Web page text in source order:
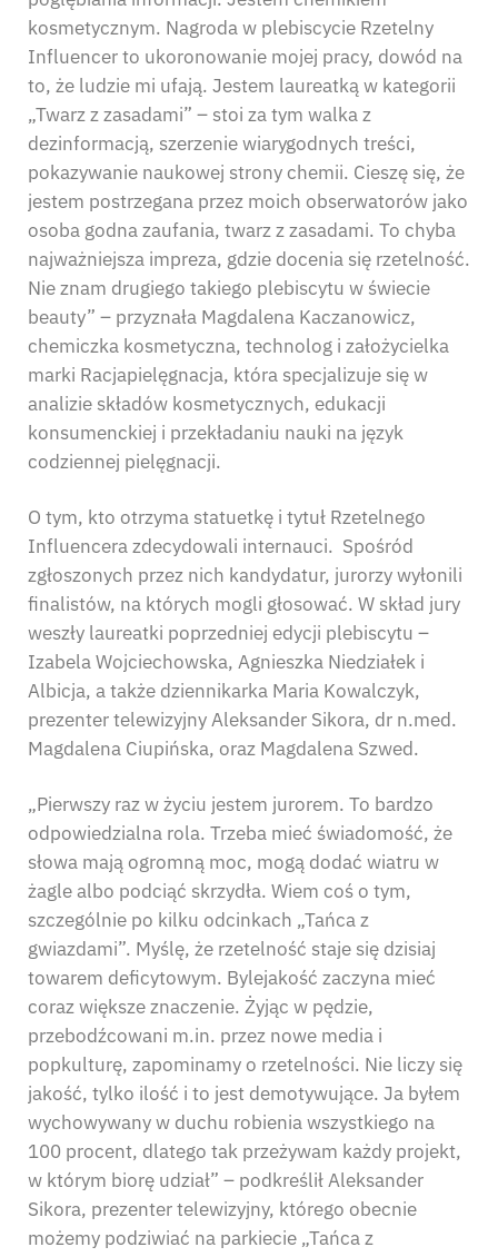
kosmetycznym. Nagroda w plebiscycie Rzetelny
Influencer to ukoronowanie mojej pracy, dowód na
to, że ludzie mi ufają. Jestem laureatką w kategorii
„Twarz z zasadami” – stoi za tym walka z
dezinformacją, szerzenie wiarygodnych treści,
pokazywanie naukowej strony chemii. Cieszę się, że
jestem postrzegana przez moich obserwatorów jako
osoba godna zaufania, twarz z zasadami. To chyba
najważniejsza impreza, gdzie docenia się rzetelność.
Nie znam drugiego takiego plebiscytu w świecie
beauty” – przyznała Magdalena Kaczanowicz,
chemiczka kosmetyczna, technolog i założycielka
marki Racjapielęgnacja, która specjalizuje się w
analizie składów kosmetycznych, edukacji
konsumenckiej i przekładaniu nauki na język
codziennej pielęgnacji.
O tym, kto otrzyma statuetkę i tytuł Rzetelnego
Influencera zdecydowali internauci. Spośród
zgłoszonych przez nich kandydatur, jurorzy wyłonili
finalistów, na których mogli głosować. W skład jury
weszły laureatki poprzedniej edycji plebiscytu –
Izabela Wojciechowska, Agnieszka Niedziałek i
Albicja, a także dziennikarka Maria Kowalczyk,
prezenter telewizyjny Aleksander Sikora, dr n.med.
Magdalena Ciupińska, oraz Magdalena Szwed.
„Pierwszy raz w życiu jestem jurorem. To bardzo
odpowiedzialna rola. Trzeba mieć świadomość, że
słowa mają ogromną moc, mogą dodać wiatru w
żagle albo podciąć skrzydła. Wiem coś o tym,
szczególnie po kilku odcinkach „Tańca z
gwiazdami”. Myślę, że rzetelność staje się dzisiaj
towarem deficytowym. Bylejakość zaczyna mieć
coraz większe znaczenie. Żyjąc w pędzie,
przebodźcowani m.in. przez nowe media i
popkulturę, zapominamy o rzetelności. Nie liczy się
jakość, tylko ilość i to jest demotywujące. Ja byłem
wychowywany w duchu robienia wszystkiego na
100 procent, dlatego tak przeżywam każdy projekt,
w którym biorę udział” – podkreślił Aleksander
Sikora, prezenter telewizyjny, którego obecnie
możemy podziwiać na parkiecie „Tańca z